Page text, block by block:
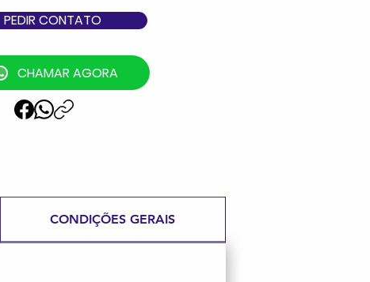
PEDIR CONTATO
CHAMAR AGORA
CONDIÇÕES GERAIS